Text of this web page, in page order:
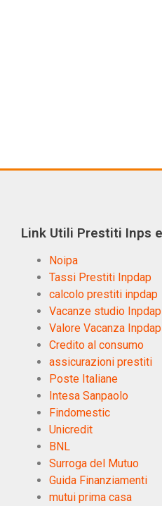
Link Utili Prestiti Inps
Noipa
Tassi Prestiti Inpdap
calcolo prestiti inpdap
Vacanze studio Inpdap
Valore Vacanza Inpdap
Credito al consumo
assicurazioni prestiti
Poste Italiane
Intesa Sanpaolo
Findomestic
Unicredit
BNL
Surroga del Mutuo
Guida Finanziamenti
mutui prima casa